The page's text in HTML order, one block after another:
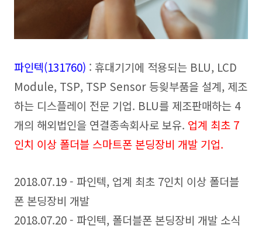
파인텍(131760) : 휴대기기에 적용되는 BLU, LCD
Module, TSP, TSP Sensor 등읮부품을 설계, 제조
하는 디스플레이 전문 기업. BLU를 제조판매하는 4
개의 해외법인을 연결종속회사로 보유. 업계 최초 7
인치 이상 폴더블 스마트폰 본딩장비 개발 기업.
2018.07.19 - 파인텍, 업계 최초 7인치 이상 폴더블
폰 본딩장비 개발
2018.07.20 - 파인텍, 폴더블폰 본딩장비 개발 소식